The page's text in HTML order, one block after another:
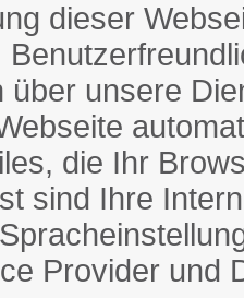
dieser
über unsere
die Ihr
sind Ihre
Provider und